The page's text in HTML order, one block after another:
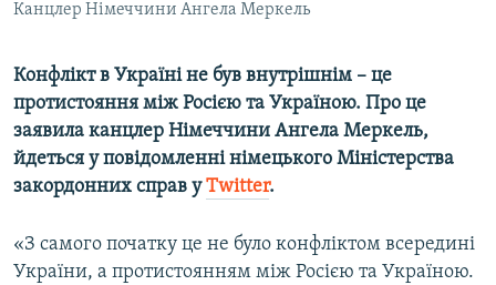
ІНФОГРАФІКА
ДОЛУЧАЙСЯ!
Усі сайти RFE/RL
Канцлер Німеччини Ангела Меркель
Конфлікт в Україні не був внутрішнім – це
протистояння між Росією та Україною. Про це
заявила канцлер Німеччини Ангела Меркель,
йдеться у повідомленні німецького Міністерства
закордонних справ уTwitter.
«З самого початку це не було конфліктом всередині
України, а протистоянням між Росією та Україною.